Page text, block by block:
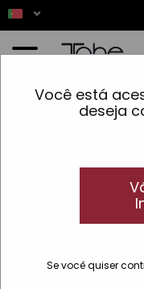
Você está
deseja
Se você quiser
DIA